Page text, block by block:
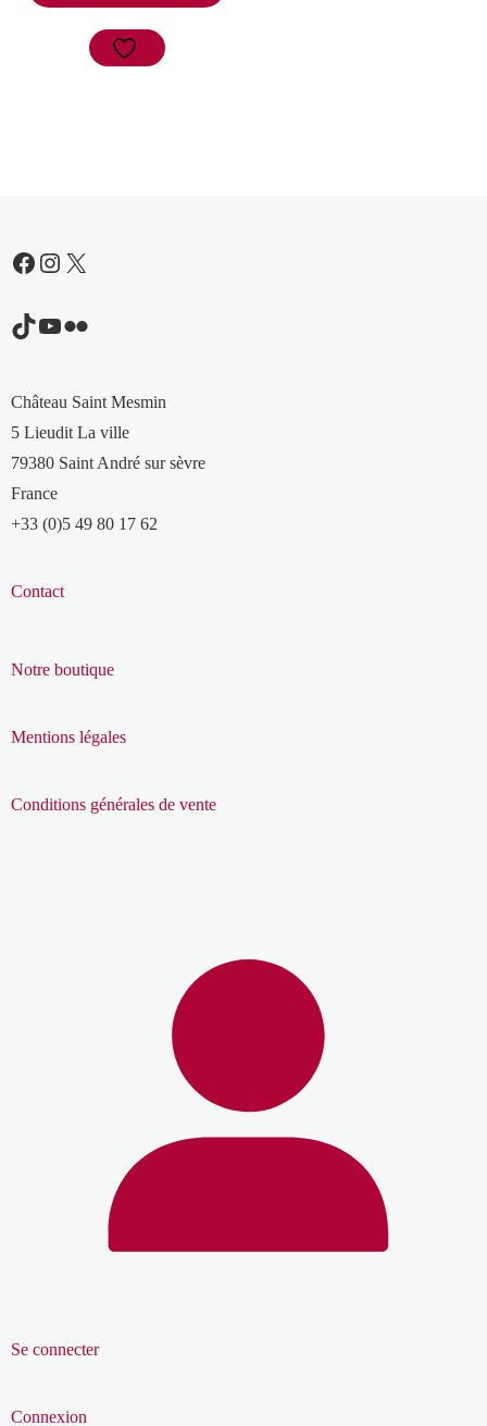
Facebook
Instagram
X
TikTok
YouTube
Flickr
Château Saint Mesmin
5 Lieudit La ville
79380 Saint André sur sèvre
France
+33 (0)5 49 80 17 62
Contact
Notre boutique
Mentions légales
Conditions générales de vente
Se connecter
Connexion